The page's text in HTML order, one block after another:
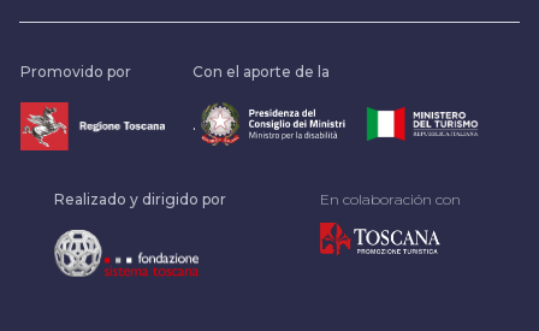
Promovido por Con el aporte de la
.
Realizado y dirigido por En colaboración con